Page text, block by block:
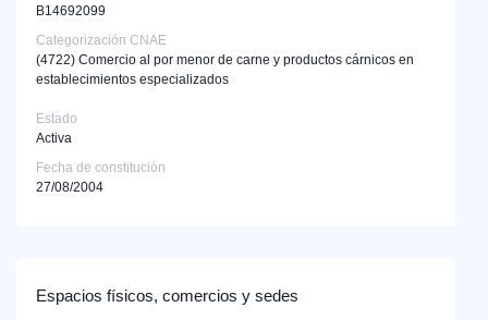
B14692099
Categorización CNAE
(4722) Comercio al por menor de carne y productos cárnicos en
establecimientos especializados
Estado
Activa
Fecha de constitución
27/08/2004
Espacios físicos, comercios y sedes